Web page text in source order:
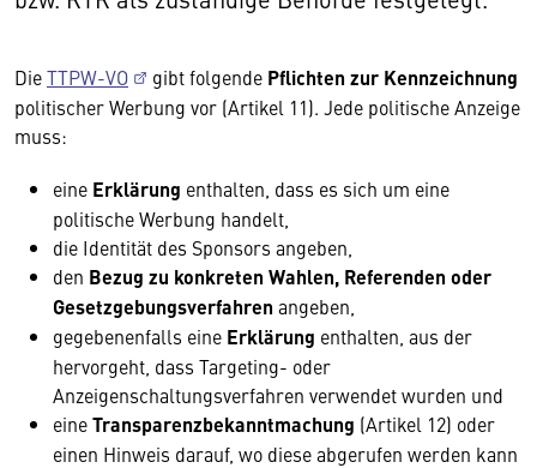
DieTTPW-VO gibt folgende Pflichten zur Kennzeichnung
politischer Werbung vor (Artikel 11). Jede politische Anzeige
muss:
eine Erklärung enthalten, dass es sich um eine
politische Werbung handelt,
die Identität des Sponsors angeben,
den Bezug zu konkreten Wahlen, Referenden oder
Gesetzgebungsverfahren angeben,
gegebenenfalls eine Erklärung enthalten, aus der
hervorgeht, dass Targeting- oder
Anzeigenschaltungsverfahren verwendet wurden und
eineTransparenzbekanntmachung (Artikel 12) oder
einen Hinweis darauf, wo diese abgerufen werden kann